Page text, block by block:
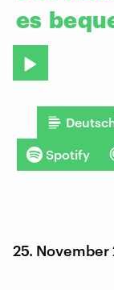
es
Spotify
25. November